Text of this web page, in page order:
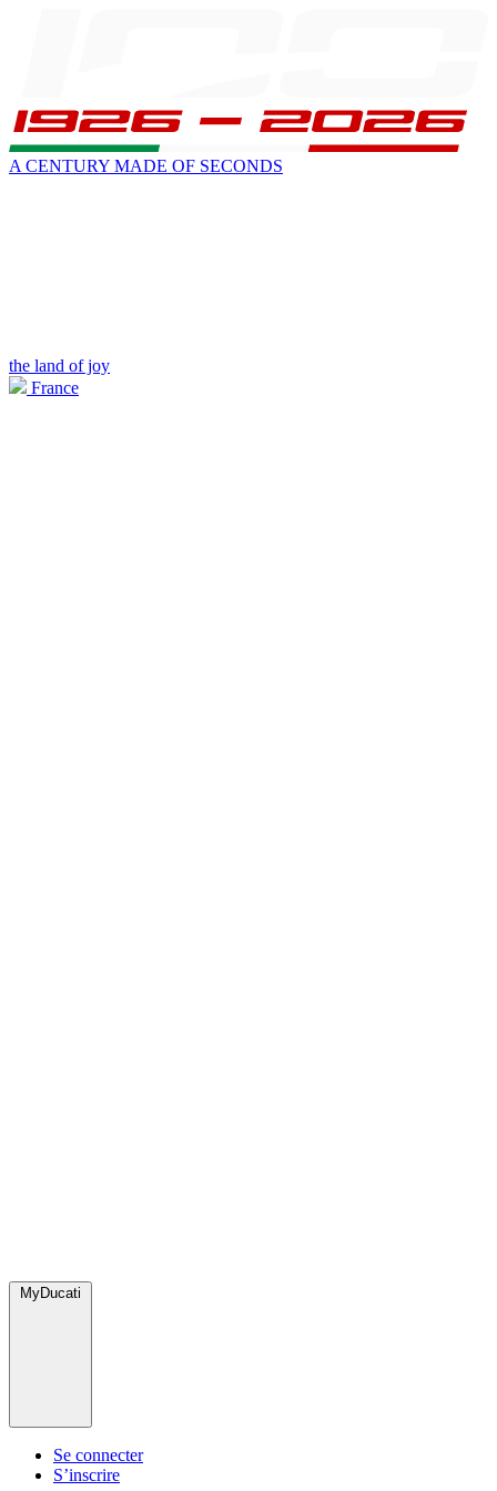
A CENTURY MADE OF SECONDS
the land of joy
France
MyDucati
Se connecter
S’inscrire